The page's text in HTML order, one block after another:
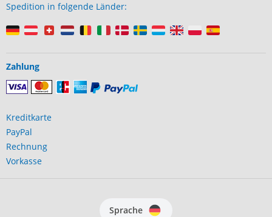
Spedition in folgende Länder:
Zahlung
Kreditkarte
PayPal
Rechnung
Vorkasse
Sprache